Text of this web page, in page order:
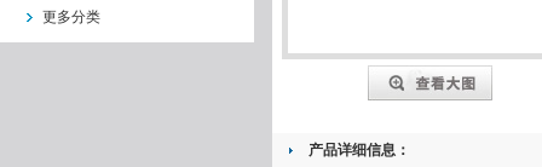
更多分类
产品详细信息：